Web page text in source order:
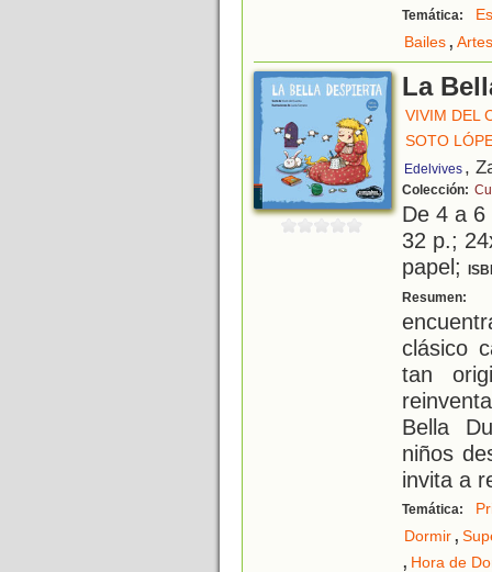
Temática:
Bailes,
La
VIVIM DEL
SOTO
Edelvives ,
Colección:
De 4 a
32 p.;
papel;
Resumen:
clásico
tan
Bella
niños
invita a
Temática:
Dormir,
, Hora de